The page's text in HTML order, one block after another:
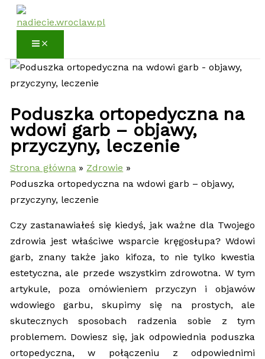
Przejdź
Poduszka ortopedyczna na
wdowi garb – objawy,
przyczyny, leczenie
Strona główna
Zdrowie
Poduszka ortopedyczna na wdowi garb – objawy,
przyczyny, leczenie
Czy zastanawiałeś się kiedyś, jak ważne dla Twojego
zdrowia jest właściwe wsparcie kręgosłupa? Wdowi
garb, znany także jako kifoza, to nie tylko kwestia
estetyczna, ale przede wszystkim zdrowotna. W tym
artykule, poza omówieniem przyczyn i objawów
wdowiego garbu, skupimy się na prostych, ale
skutecznych sposobach radzenia sobie z tym
problemem. Dowiesz się, jak odpowiednia poduszka
ortopedyczna, w połączeniu z odpowiednimi